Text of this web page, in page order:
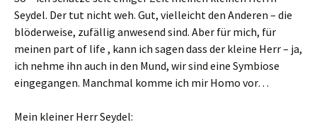
Seydel. Der tut nicht weh. Gut, vielleicht den Anderen – die
blöderweise, zufällig anwesend sind. Aber für mich, für
meinen part of life , kann ich sagen dass der kleine Herr – ja,
ich nehme ihn auch in den Mund, wir sind eine Symbiose
eingegangen. Manchmal komme ich mir Homo vor…
Mein kleiner Herr Seydel: